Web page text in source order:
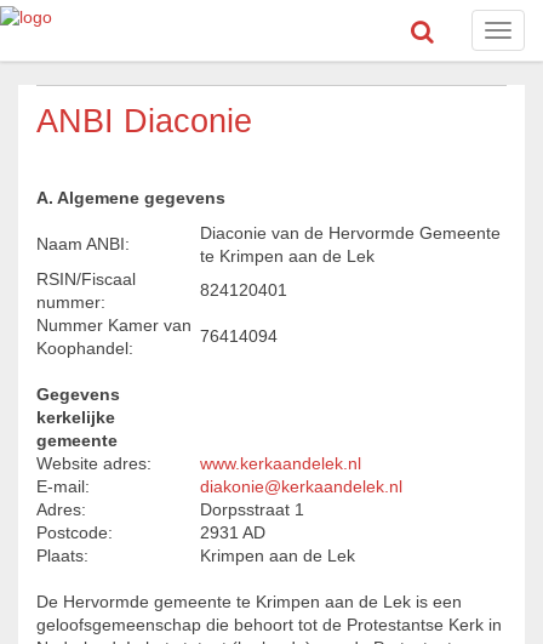
ANBI Diaconie
A. Algemene gegevens
Naam ANBI:
Diaconie van de Hervormde Gemeente
te Krimpen aan de Lek
RSIN/Fiscaal
nummer:
824120401
Nummer Kamer van
Koophandel:
76414094
Gegevens
kerkelijke
gemeente
Website adres:
www.kerkaandelek.nl
E-mail:
diakonie@kerkaandelek.nl
Adres:
Dorpsstraat 1
Postcode:
2931 AD
Plaats:
Krimpen aan de Lek
De Hervormde gemeente te Krimpen aan de Lek is een
geloofsgemeenschap die behoort tot de Protestantse Kerk in